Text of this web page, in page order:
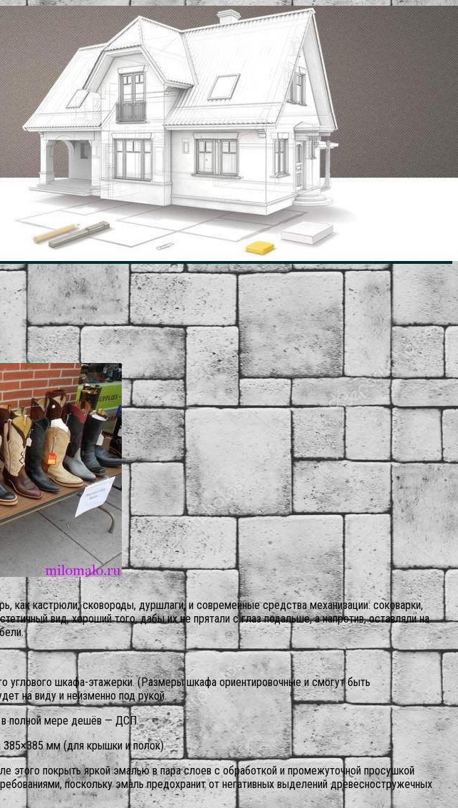
как кастрюли, сковороды, дуршлаги, и современные средства механизации: соковарки,
вид, хороший того, дабы их не прятали с глаз подальше, а напротив, оставляли на
углового шкафа-этажерки. (Размеры шкафа ориентировочные и смогут быть
на виду и неизменно под рукой.
в полной мере дешёв — ДСП.
385×385 мм (для крышки и полок).
этого покрыть яркой эмалью в пара слоев с обработкой и промежуточной просушкой
поскольку эмаль предохранит от негативных выделений древесностружечных